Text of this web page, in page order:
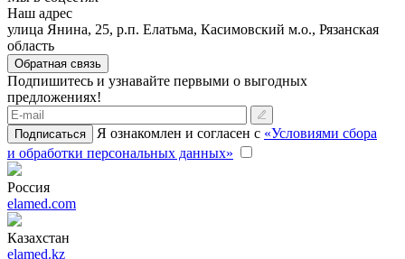
Наш адрес
улица Янина, 25, р.п. Елатьма, Касимовский м.о., Рязанская
область
Обратная связь
Подпишитесь и узнавайте первыми о выгодных
предложениях!
Подписаться Я ознакомлен и согласен с «Условиями сбора
и обработки персональных данных»
Россия
elamed.com
Казахстан
elamed.kz